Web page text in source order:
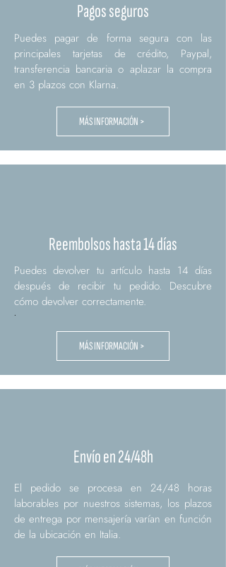
Pagos seguros
Puedes pagar de forma segura con las
principales tarjetas de crédito, Paypal,
transferencia bancaria o aplazar la compra
en 3 plazos con Klarna.
MÁS INFORMACIÓN >
Reembolsos hasta 14 días
Puedes devolver tu artículo hasta 14 días
después de recibir tu pedido. Descubre
cómo devolver correctamente.
MÁS INFORMACIÓN >
Envío en 24/48h
El pedido se procesa en 24/48 horas
laborables por nuestros sistemas, los plazos
de entrega por mensajería varían en función
de la ubicación en Italia.